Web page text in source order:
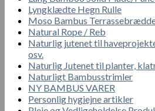
Lyngklædte Hegn Rulle
Moso Bambus
Natural Rope / Reb
Naturlig jutenet til
osv.
Naturlig Jutenet til planter,
Naturligt Bambusstrimler
NY BAMBUS VARER
Personlig hygiejne artikler